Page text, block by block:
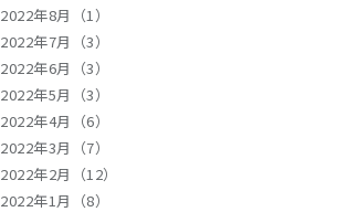
2022年8月（1）
2022年7月（3）
2022年6月（3）
2022年5月（3）
2022年4月（6）
2022年3月（7）
2022年2月（12）
2022年1月（8）